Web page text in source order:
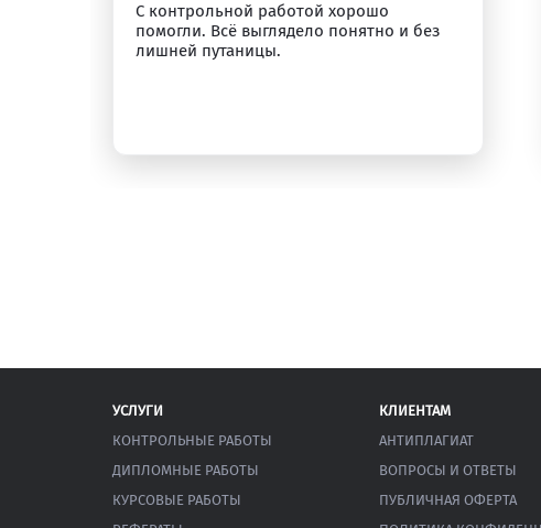
С контрольной работой хорошо
помогли. Всё выглядело понятно и без
лишней путаницы.
УСЛУГИ
КОНТРОЛЬНЫЕ РАБОТЫ
ДИПЛОМНЫЕ РАБОТЫ
КУРСОВЫЕ РАБОТЫ
КЛИЕНТАМ
АНТИПЛАГИАТ
ВОПРОСЫ И ОТВЕТЫ
ПУБЛИЧНАЯ ОФЕРТА